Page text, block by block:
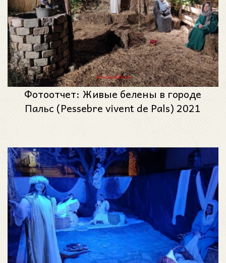
Фотоотчет: Живые белены в городе
Пальс (Pessebre vivent de Pals) 2021